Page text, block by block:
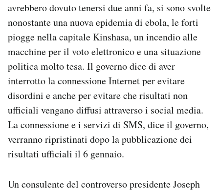
Area Personale
Newsletter
Notifiche mobile
Regala il Post
avrebbero dovuto tenersi due anni fa, si sono svolte
nonostante una nuova epidemia di ebola, le forti
piogge nella capitale Kinshasa, un incendio alle
macchine per il voto elettronico e una situazione
politica molto tesa. Il governo dice di aver
interrotto la connessione Internet per evitare
disordini e anche per evitare che risultati non
ufficiali vengano diffusi attraverso i social media.
La connessione e i servizi di SMS, dice il governo,
verranno ripristinati dopo la pubblicazione dei
risultati ufficiali il 6 gennaio.
Un consulente del controverso presidente Joseph